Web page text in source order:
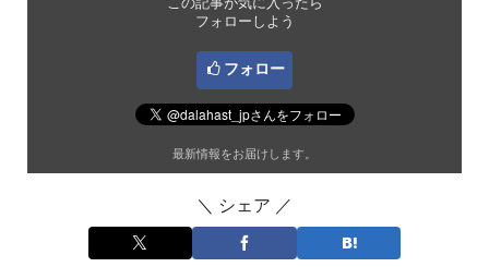
フォローしよう
フォロー
最新情報をお届けします。
＼ シェア ／